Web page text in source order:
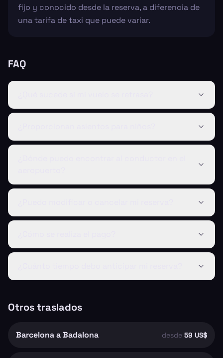
fijo y conocido desde la reserva, a diferencia de
una tarifa de taxi que puede variar.
FAQ
Otros traslados
Barcelona a Badalona desde 59 US$